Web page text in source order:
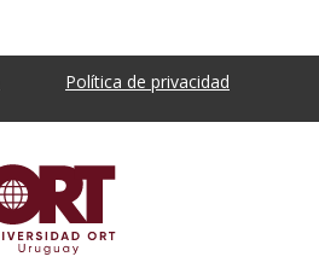
Política de privacidad